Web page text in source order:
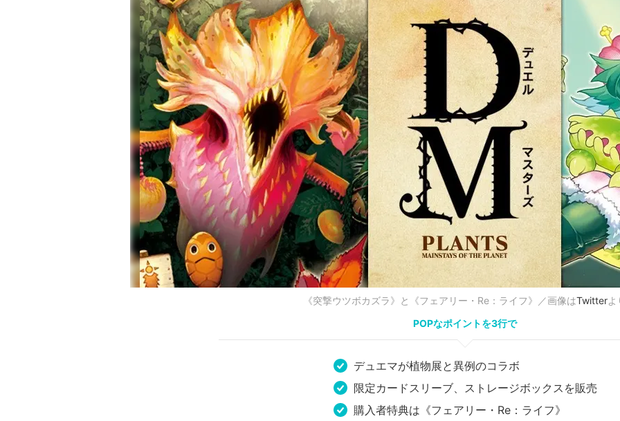
《突撃ウツボカズラ》と《フェアリー・Re：ライフ》／画像はTwitterよ
POPなポイントを3行で
デュエマが植物展と異例のコラボ
限定カードスリーブ、ストレージボックスを販売
購入者特典は《フェアリー・Re：ライフ》